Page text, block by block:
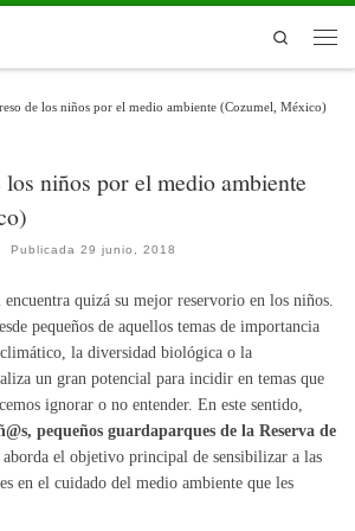
Search
de los niños por el medio ambiente (Cozumel, México)
niños por el medio ambiente
Publicada 29 junio, 2018
quizá su mejor reservorio en los niños.
pequeños de aquellos temas de importancia
la diversidad biológica o la
un gran potencial para incidir en temas que
ignorar o no entender. En este sentido,
pequeños guardaparques de la Reserva de
aborda el objetivo principal de sensibilizar a las
en el cuidado del medio ambiente que les